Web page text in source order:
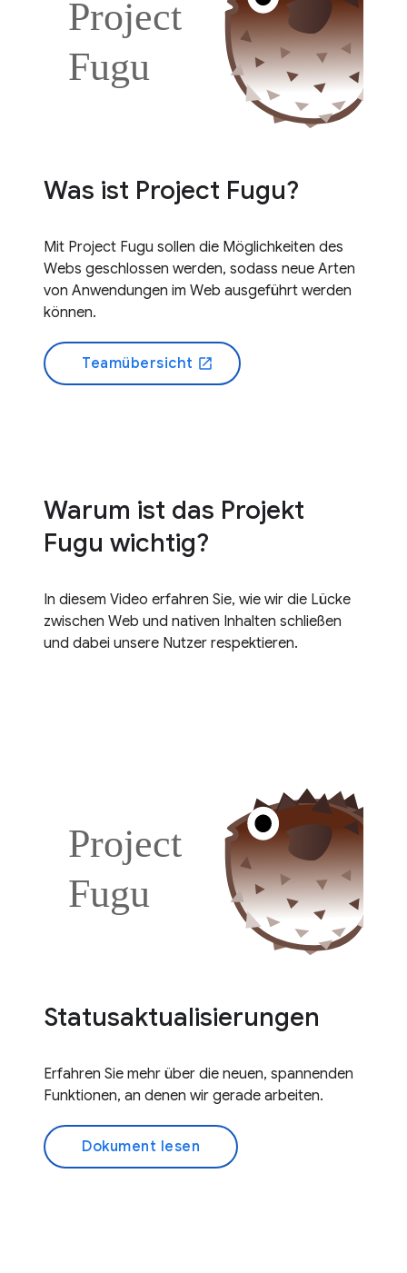
Was ist Project Fugu?
Mit Project Fugu sollen die Möglichkeiten des
Webs geschlossen werden, sodass neue Arten
von Anwendungen im Web ausgeführt werden
können.
Teamübersicht open_in_new
Warum ist das Projekt
Fugu wichtig?
In diesem Video erfahren Sie, wie wir die Lücke
zwischen Web und nativen Inhalten schließen
und dabei unsere Nutzer respektieren.
Statusaktualisierungen
Erfahren Sie mehr über die neuen, spannenden
Funktionen, an denen wir gerade arbeiten.
Dokument lesen